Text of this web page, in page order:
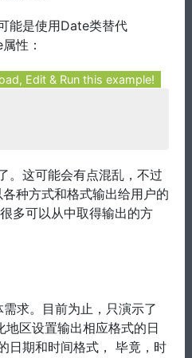
能是使用Date类替代
性：
Edit & Run this example!
。这可能会有点混乱，不过
种方式和格式输出给用户的
多可以从中取得输出的方
求。目前为止，只演示了
区设置输出相应格式的日
日期和时间格式， 毕竟，时